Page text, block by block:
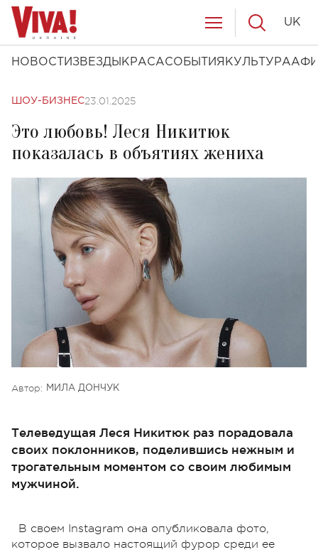
НОВОСТИ ЗВЕЗДЫ КРАСАСОБЫТИЯ КУЛЬТУРА
UK
ШОУ-БИЗНЕС23.01.2025
Это любовь! Леся Никитюк
показалась в объятиях жениха
Автор: МИЛА ДОНЧУК
Телеведущая Леся Никитюк раз порадовала
своих поклонников, поделившись нежным и
трогательным моментом со своим любимым
мужчиной.
В своем Instagram она опубликовала фото,
которое вызвало настоящий фурор среди ее